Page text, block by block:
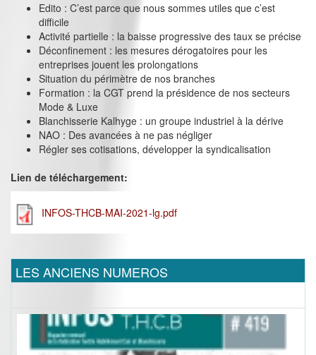
Edito : C’est parce que nous sommes utiles que c’est
difficile
Activité partielle : la baisse progressive des taux se précise
Déconfinement : les mesures dérogatoires pour les
entreprises jouent les prolongations
Situation du périmètre de nos branches
Formation : la CGT prend la présidence de nos secteurs
Mode & Luxe
Blanchisserie Kalhyge : un groupe industriel à la dérive
NAO : Des avancées à ne pas négliger
Régler ses cotisations, développer la syndicalisation
Lien de téléchargement:
INFOS-THCB-MAI-2021-lg.pdf
LES ANCIENS NUMEROS